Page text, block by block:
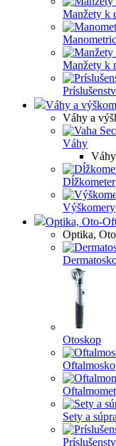
Manžety k
Manžety k
Váhy a
Váhy a
Váhy
Váhy
Dĺžkometer
Výškomery
Optika, Oto-
Optika,
Otoskop
Sety a